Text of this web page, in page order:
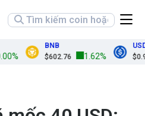
BNB
$602.76
1.62%
USDC